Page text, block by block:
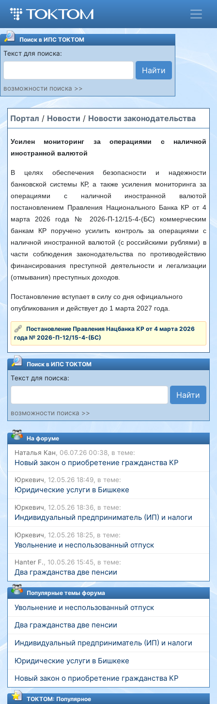
Поиск в ИПС ТОКТОМ
Текст для поиска:
Найти
возможности поиска >>
Портал / Новости / Новости законодательства
Усилен мониторинг за операциями с наличной
иностранной валютой
В целях обеспечения безопасности и надежности
банковской системы КР, а также усиления мониторинга за
операциями с наличной иностранной валютой
постановлением Правления Национального Банка КР от 4
марта 2026 года № 2026-П-12/15-4-(БС) коммерческим
банкам КР поручено усилить контроль за операциями с
наличной иностранной валютой (с российскими рублями) в
части соблюдения законодательства по противодействию
финансирования преступной деятельности и легализации
(отмывания) преступных доходов.
Постановление вступает в силу со дня официального
опубликования и действует до 1 марта 2027 года.
Постановление Правления Нацбанка КР от 4 марта 2026
года № 2026-П-12/15-4-(БС)
Поиск в ИПС ТОКТОМ
Текст для поиска:
Найти
возможности поиска >>
На форуме
Наталья Кан, 06.07.26 00:38, в теме:
Новый закон о приобретение гражданства КР
Юркевич, 12.05.26 18:49, в теме:
Юридические услуги в Бишкеке
Юркевич, 12.05.26 18:36, в теме:
Индивидуальный предприниматель (ИП) и налоги
Юркевич, 12.05.26 18:25, в теме:
Увольнение и неспользованный отпуск
Hanter F., 10.05.26 15:45, в теме:
Два гражданства две пенсии
Популярные темы форума
Увольнение и неспользованный отпуск
Два гражданства две пенсии
Индивидуальный предприниматель (ИП) и налоги
Юридические услуги в Бишкеке
Новый закон о приобретение гражданства КР
ТОКТОМ: Популярное